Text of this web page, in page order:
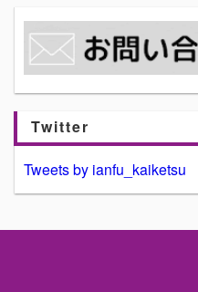
Twitter
Tweets by ianfu_kaiketsu